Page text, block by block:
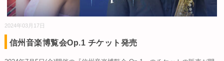
2024年03月17日
信州音楽博覧会Op.1 チケット発売